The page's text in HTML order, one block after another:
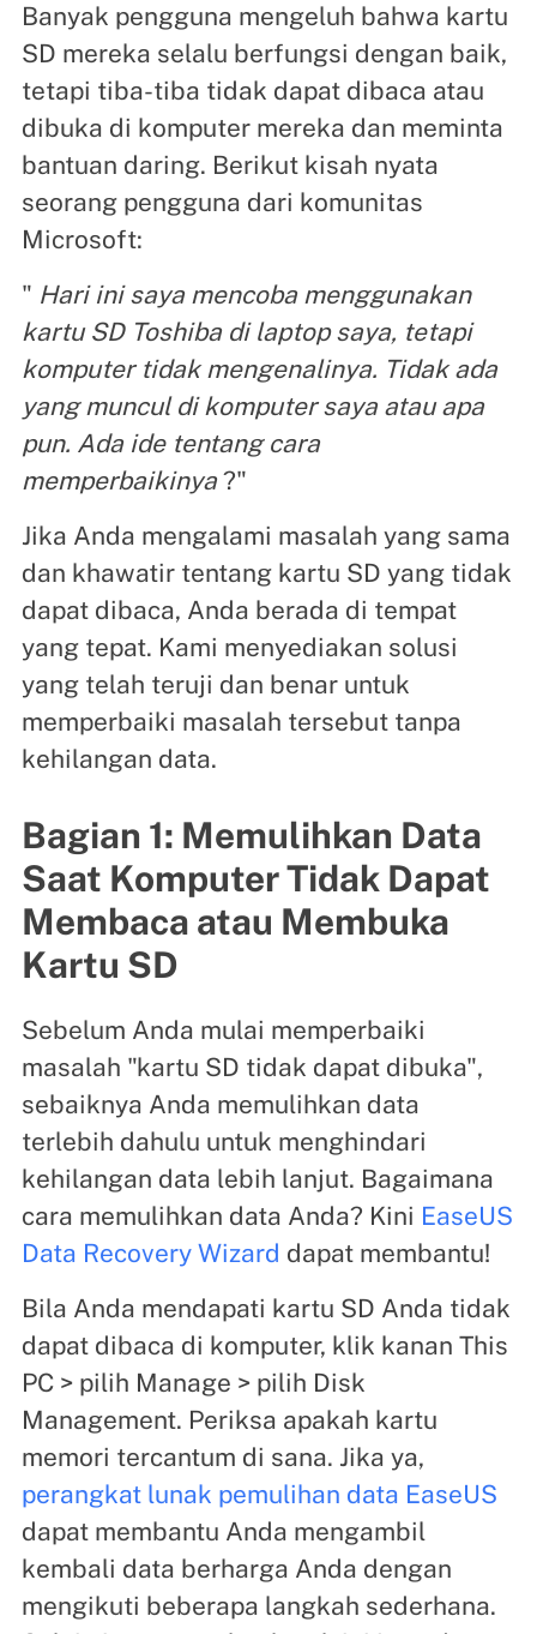
Banyak pengguna mengeluh bahwa kartu
SD mereka selalu berfungsi dengan baik,
tetapi tiba-tiba tidak dapat dibaca atau
dibuka di komputer mereka dan meminta
bantuan daring. Berikut kisah nyata
seorang pengguna dari komunitas
Microsoft:
" Hari ini saya mencoba menggunakan
kartu SD Toshiba di laptop saya, tetapi
komputer tidak mengenalinya. Tidak ada
yang muncul di komputer saya atau apa
pun. Ada ide tentang cara
memperbaikinya?"
Jika Anda mengalami masalah yang sama
dan khawatir tentang kartu SD yang tidak
dapat dibaca, Anda berada di tempat
yang tepat. Kami menyediakan solusi
yang telah teruji dan benar untuk
memperbaiki masalah tersebut tanpa
kehilangan data.
Bagian 1: Memulihkan Data
Saat Komputer Tidak Dapat
Membaca atau Membuka
Kartu SD
Sebelum Anda mulai memperbaiki
masalah "kartu SD tidak dapat dibuka",
sebaiknya Anda memulihkan data
terlebih dahulu untuk menghindari
kehilangan data lebih lanjut. Bagaimana
cara memulihkan data Anda? Kini EaseUS
Data Recovery Wizard dapat membantu!
Bila Anda mendapati kartu SD Anda tidak
dapat dibaca di komputer, klik kanan This
PC > pilih Manage > pilih Disk
Management. Periksa apakah kartu
memori tercantum di sana. Jika ya,
perangkat lunak pemulihan data EaseUS
dapat membantu Anda mengambil
kembali data berharga Anda dengan
mengikuti beberapa langkah sederhana.